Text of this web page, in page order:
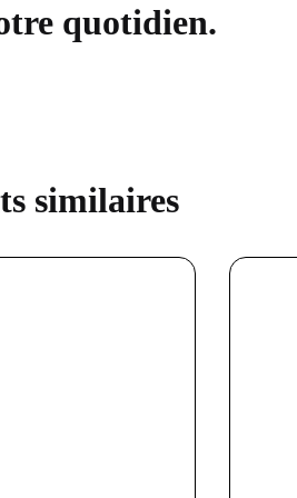
quotidien.
similaires